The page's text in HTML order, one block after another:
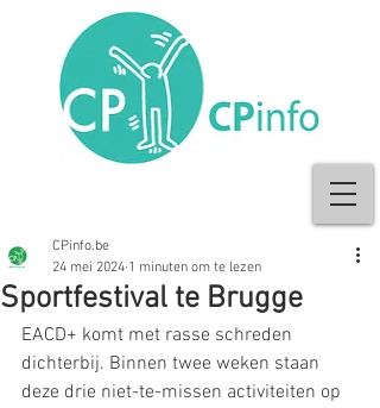
Sportfestival te Brugge
CPinfo.be
24 mei 2024 1 minuten om te lezen
EACD+ komt met rasse schreden
dichterbij. Binnen twee weken staan
deze drie niet-te-missen activiteiten op